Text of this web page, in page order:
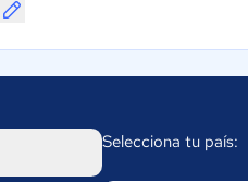
Selecciona tu país: